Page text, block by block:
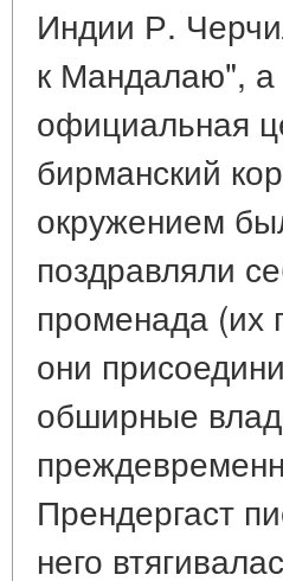
Индии Р.
к Мандалаю",
официальная
бирманский
окружением
поздравляли
променада (их
они
обширные
Прендергаст
него